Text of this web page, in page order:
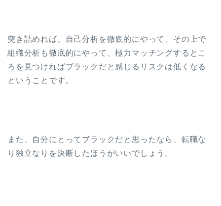
突き詰めれば、自己分析を徹底的にやって、その上で
組織分析も徹底的にやって、極力マッチングするとこ
ろを見つければブラックだと感じるリスクは低くなる
ということです。
また、自分にとってブラックだと思ったなら、転職な
り独立なりを決断したほうがいいでしょう。